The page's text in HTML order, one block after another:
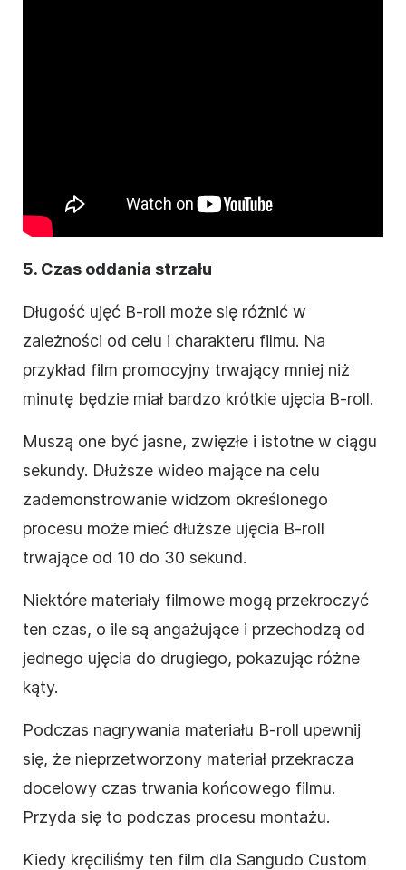
5. Czas oddania strzału
Długość ujęć B-roll może się różnić w
zależności od celu i charakteru filmu. Na
przykład film promocyjny trwający mniej niż
minutę będzie miał bardzo krótkie ujęcia B-roll.
Muszą one być jasne, zwięzłe i istotne w ciągu
sekundy. Dłuższe wideo mające na celu
zademonstrowanie widzom określonego
procesu może mieć dłuższe ujęcia B-roll
trwające od 10 do 30 sekund.
Niektóre materiały filmowe mogą przekroczyć
ten czas, o ile są angażujące i przechodzą od
jednego ujęcia do drugiego, pokazując różne
kąty.
Podczas nagrywania materiału B-roll upewnij
się, że nieprzetworzony materiał przekracza
docelowy czas trwania końcowego filmu.
Przyda się to podczas procesu montażu.
Kiedy kręciliśmy ten film dla Sangudo Custom